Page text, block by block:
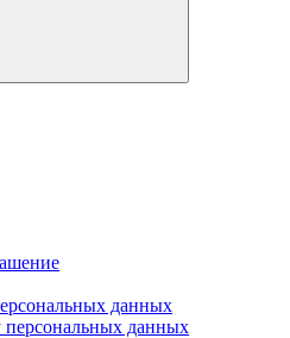
данных
персональных данных